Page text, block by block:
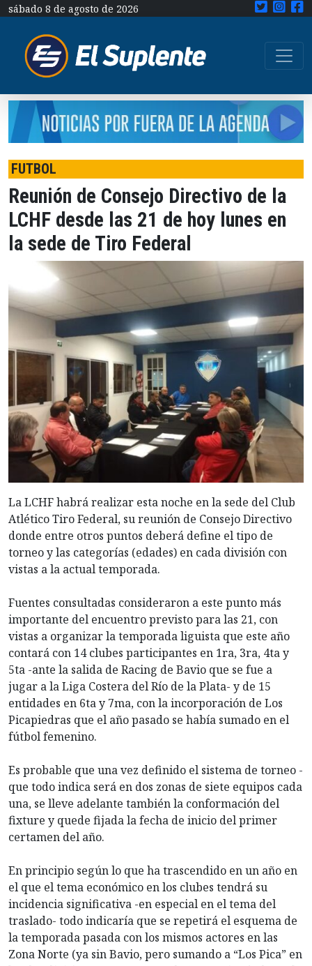
sábado 8 de agosto de 2026
FUTBOL
Reunión de Consejo Directivo de la
LCHF desde las 21 de hoy lunes en
la sede de Tiro Federal
La LCHF habrá realizar esta noche en la sede del Club
Atlético Tiro Federal, su reunión de Consejo Directivo
donde entre otros puntos deberá define el tipo de
torneo y las categorías (edades) en cada división con
vistas a la actual temporada.
Fuentes consultadas consideraron a este punto más
importante del encuentro previsto para las 21, con
vistas a organizar la temporada liguista que este año
contará con 14 clubes participantes en 1ra, 3ra, 4ta y
5ta -ante la salida de Racing de Bavio que se fue a
jugar a la Liga Costera del Río de la Plata- y de 15
entidades en 6ta y 7ma, con la incorporación de Los
Picapiedras que el año pasado se había sumado en el
fútbol femenino.
Es probable que una vez definido el sistema de torneo -
que todo indica será en dos zonas de siete equipos cada
una, se lleve adelante también la conformación del
fixture y quede fijada la fecha de inicio del primer
certamen del año.
En principio según lo que ha trascendido en un año en
el que el tema económico en los clubes tendrá su
incidencia significativa -en especial en el tema del
traslado- todo indicaría que se repetirá el esquema de
la temporada pasada con los mismos actores en las
Zona Norte (ya sin Bavio, pero sumando a “Los Pica” en